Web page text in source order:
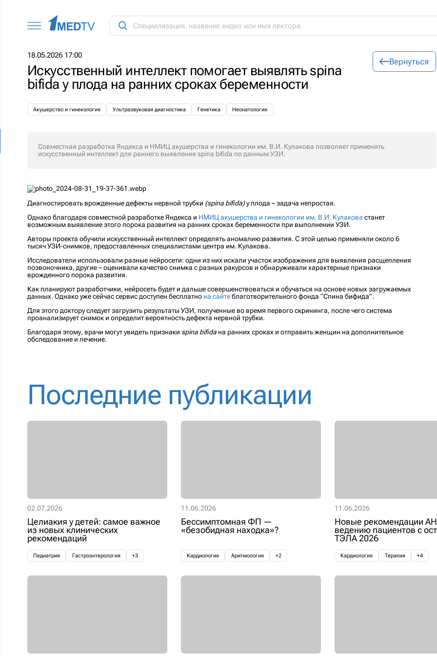
18.05.2026 17:00
Искусственный интеллект помогает выявлять spina
bifida у плода на ранних сроках беременности
Акушерство и гинекология Ультразвуковая диагностика Генетика Неонатология
Вернуться
Совместная разработка Яндекса и НМИЦ акушерства и гинекологии им. В.И. Кулакова позволяет применять
искусственный интеллект для раннего выявления spina bifida по данным УЗИ.
Диагностировать врожденные дефекты нервной трубки (spina bifida)у плода – задача непростая.
Однако благодаря совместной разработке Яндекса и НМИЦ акушерства и гинекологии им. В.И. Кулакова станет
возможным выявление этого порока развития на ранних сроках беременности при выполнении УЗИ.
Авторы проекта обучили искусственный интеллект определять аномалию развития. С этой целью применяли около 6
тысяч УЗИ-снимков, предоставленных специалистами центра им. Кулакова.
Исследователи использовали разные нейросети: одни из них искали участок изображения для выявления расщепления
позвоночника, другие – оценивали качество снимка с разных ракурсов и обнаруживали характерные признаки
врожденного порока развития.
Как планируют разработчики, нейросеть будет и дальше совершенствоваться и обучаться на основе новых загружаемых
данных. Однако уже сейчас сервис доступен бесплатно на сайтеблаготворительного фонда “Спина бифида”.
Для этого доктору следует загрузить результаты УЗИ, полученные во время первого скрининга, после чего система
проанализирует снимок и определит вероятность дефекта нервной трубки.
Благодаря этому, врачи могут увидеть признаки spina bifida на ранних сроках и отправить женщин на дополнительное
обследование и лечение.
Последние публикации
02.07.2026
Целиакия у детей: самое важное
из новых клинических
рекомендаций
Педиатрия Гастроэнтерология +3
11.06.2026
Бессимптомная ФП —
«безобидная находка»?
Кардиология Аритмология +2
11.06.2026
Новые рекомендации
ведению пациентов с
ТЭЛА 2026
Кардиология Терапия +4